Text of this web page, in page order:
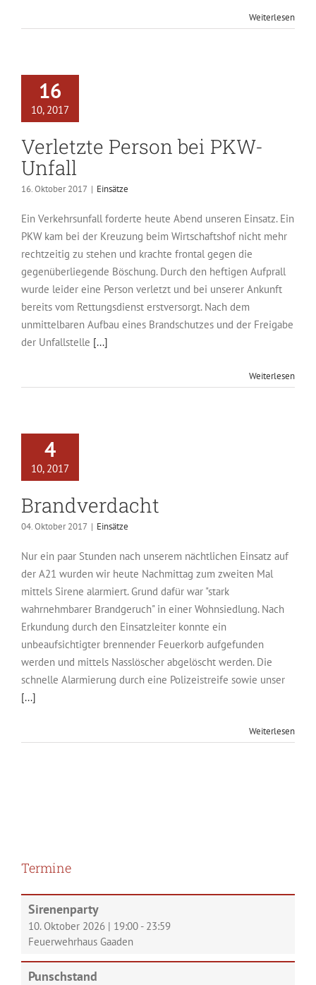
Weiterlesen
16
10, 2017
Verletzte Person bei PKW-
Unfall
16. Oktober 2017 | Einsätze
Ein Verkehrsunfall forderte heute Abend unseren Einsatz. Ein
PKW kam bei der Kreuzung beim Wirtschaftshof nicht mehr
rechtzeitig zu stehen und krachte frontal gegen die
gegenüberliegende Böschung. Durch den heftigen Aufprall
wurde leider eine Person verletzt und bei unserer Ankunft
bereits vom Rettungsdienst erstversorgt. Nach dem
unmittelbaren Aufbau eines Brandschutzes und der Freigabe
der Unfallstelle [...]
Weiterlesen
4
10, 2017
Brandverdacht
04. Oktober 2017 | Einsätze
Nur ein paar Stunden nach unserem nächtlichen Einsatz auf
der A21 wurden wir heute Nachmittag zum zweiten Mal
mittels Sirene alarmiert. Grund dafür war "stark
wahrnehmbarer Brandgeruch" in einer Wohnsiedlung. Nach
Erkundung durch den Einsatzleiter konnte ein
unbeaufsichtigter brennender Feuerkorb aufgefunden
werden und mittels Nasslöscher abgelöscht werden. Die
schnelle Alarmierung durch eine Polizeistreife sowie unser
[...]
Weiterlesen
Termine
Sirenenparty
10. Oktober 2026 | 19:00 - 23:59
Feuerwehrhaus Gaaden
Punschstand